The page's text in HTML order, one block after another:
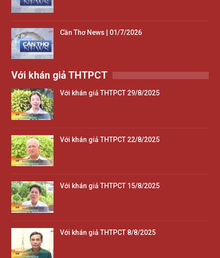
Cần Thơ News | 01/7/2026
Với khán giả THTPCT
Với khán giả THTPCT 29/8/2025
Với khán giả THTPCT 22/8/2025
Với khán giả THTPCT 15/8/2025
Với khán giả THTPCT 8/8/2025